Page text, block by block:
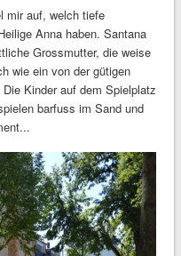
mir auf, welch tiefe
Anna haben. Santana
Grossmutter, die weise
wie ein von der gütigen
Kinder auf dem Spielplatz
barfuss im Sand und